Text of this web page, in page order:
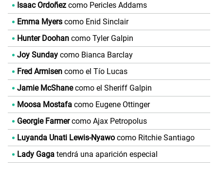
Isaac Ordoñezcomo Pericles Addams
Emma Myerscomo Enid Sinclair
Hunter Doohancomo Tyler Galpin
Joy Sundaycomo Bianca Barclay
Fred Armisencomo el Tío Lucas
Jamie McShanecomo el Sheriff Galpin
Moosa Mostafacomo Eugene Ottinger
Georgie Farmercomo Ajax Petropolus
Luyanda Unati Lewis-Nyawocomo Ritchie Santiago
Lady Gagatendrá una aparición especial